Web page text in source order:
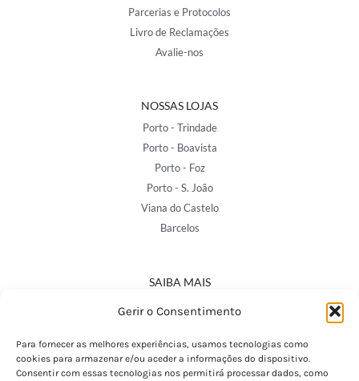
Gerir o Consentimento
Para fornecer as melhores experiências, usamos tecnologias como
cookies para armazenar e/ou aceder a informações do dispositivo.
Consentir com essas tecnologias nos permitirá processar dados, como
Parcerias e Protocolos
Livro de Reclamações
Avalie-nos
NOSSAS LOJAS
Porto - Trindade
Porto - Boavista
Porto - Foz
Porto - S. João
Viana do Castelo
Barcelos
SAIBA MAIS
Política de Privacidade
Termos e Condições
Perguntas Frequentes